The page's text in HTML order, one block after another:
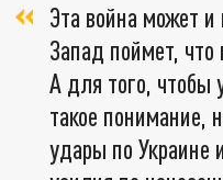
Эта война может
Запад поймет,
А для того, чтобы
такое понимание,
удары по Украине